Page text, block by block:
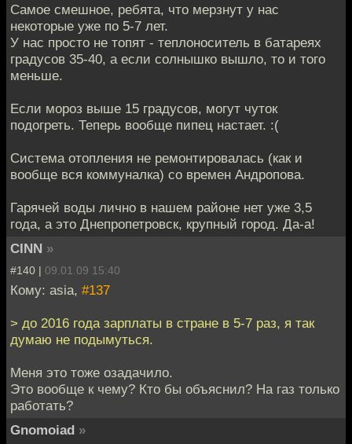
Самое смешное, ребята, что мерзнут у нас
некоторые уже по 5-7 лет.
У нас просто не топят - теплоноситель в батареях
градусов 35-40, а если солнышко вышло, то и того
меньше.
Если мороз выше 15 градусов, могут чуток
подогреть. Теперь вообще пипец настает. :(
Система отопления не ремонтировалась (как и
вообще вся коммуналка) со времен Андропова.
Гарячей воды лично в нашем районе нет уже 3,5
года, а это Днепропетровск, крупный город. Да-а!
CINN »
#140 | 09.01.09 15:40
Кому: asia, #137
> до 2016 года зарплаты в стране в 5-7 раз, я так
думаю не подымуться.
Меня это тоже озадачило.
Это вообще к чему? Кто бы объяснил? На газ только
работать?
Gnomoiad »